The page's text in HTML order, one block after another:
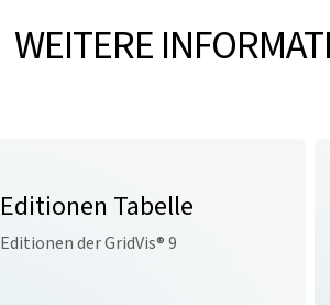
WEITERE
Editionen Tabelle
Editionen derGridVis® 9